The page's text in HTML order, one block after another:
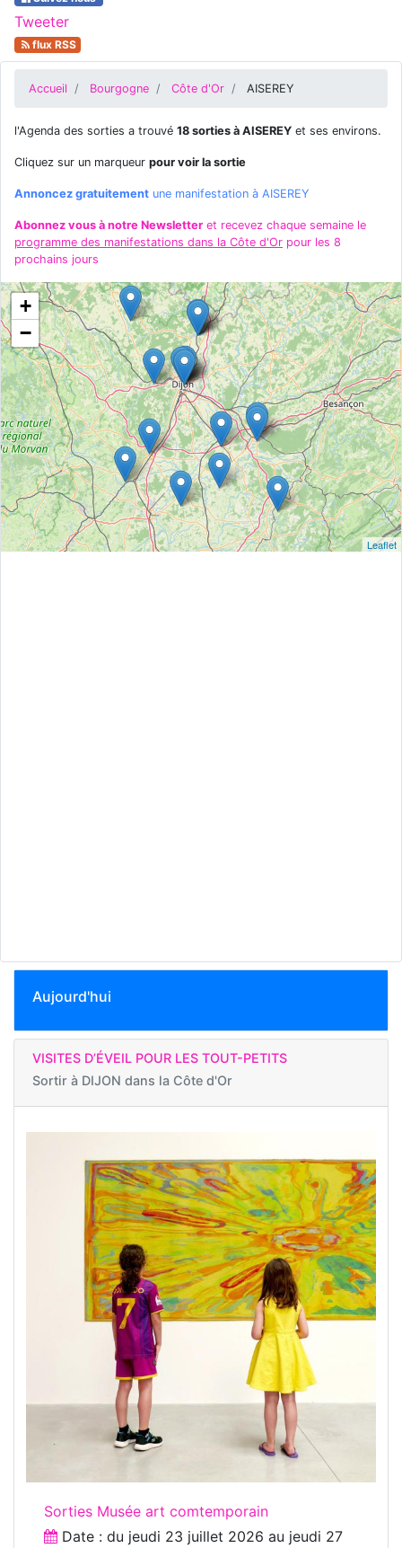
Tweeter
flux RSS
Accueil Bourgogne Côte d'Or AISEREY
l'Agenda des sorties a trouvé 18 sorties à AISEREY et ses environs.
Cliquez sur un marqueur pour voir la sortie
Annoncez gratuitement une manifestation à AISEREY
Abonnez vous à notre Newsletter et recevez chaque semaine le
programme des manifestations dans la Côte d'Or pour les 8
prochains jours
+
−
Leaflet
Aujourd'hui
VISITES D’ÉVEIL POUR LES TOUT-PETITS
Sortir à DIJON dans la Côte d'Or
Sorties Musée art comtemporain
Date : du jeudi 23 juillet 2026 au jeudi 27